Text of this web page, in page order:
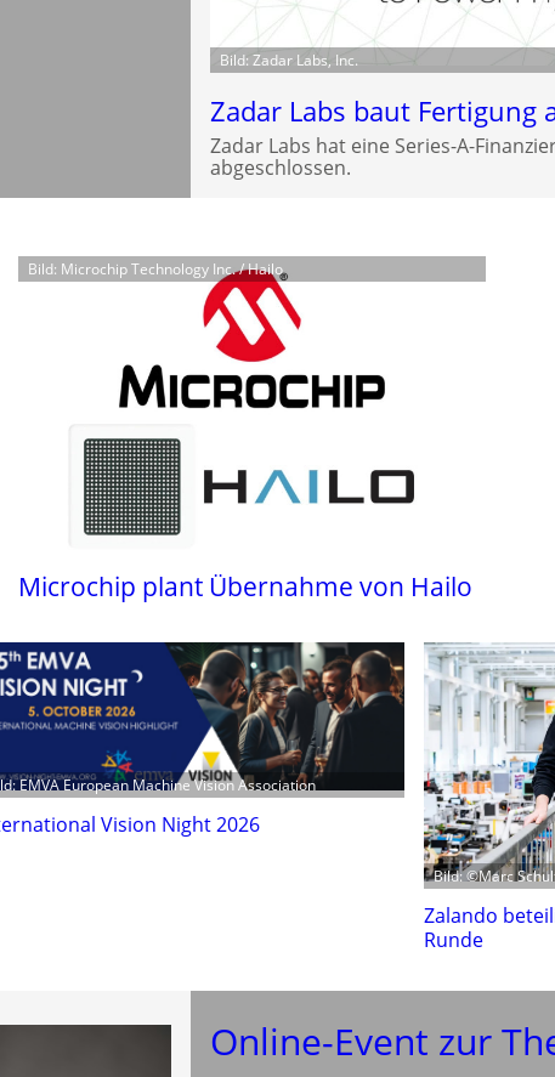
Bild: Zadar Labs, Inc.
Zadar Labs baut Fertigung
Zadar Labs hat eine Series-A-
abgeschlossen.
Bild: Microchip Technology Inc. / Hailo
Microchip plant Übernahme von Hailo
EMVA European Machine Vision Association
Vision Night 2026
Bild: ©Marc
Zalando
Runde
Online-Event zur